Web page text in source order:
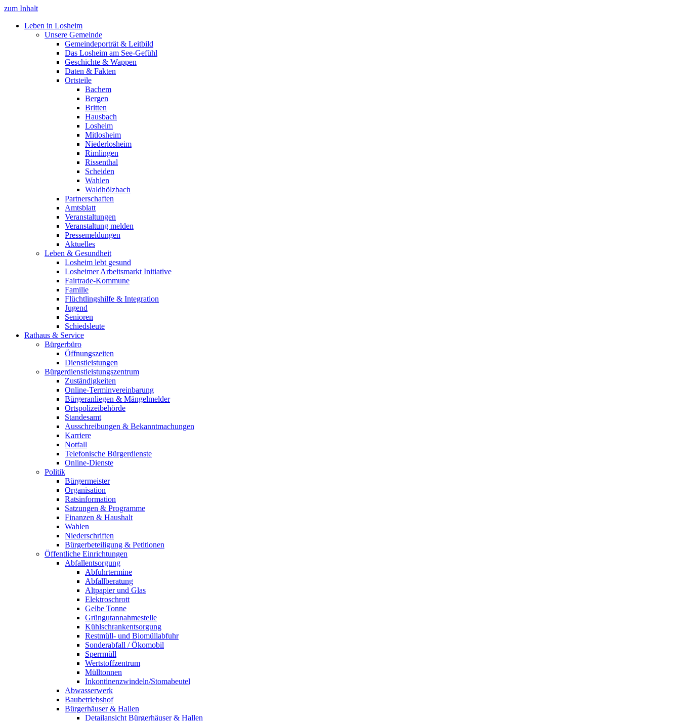
zum Inhalt
Leben in Losheim
Unsere Gemeinde
Gemeindeporträt & Leitbild
Das Losheim am See-Gefühl
Geschichte & Wappen
Daten & Fakten
Ortsteile
Bachem
Bergen
Britten
Hausbach
Losheim
Mitlosheim
Niederlosheim
Rimlingen
Rissenthal
Scheiden
Wahlen
Waldhölzbach
Partnerschaften
Amtsblatt
Veranstaltungen
Veranstaltung melden
Pressemeldungen
Aktuelles
Leben & Gesundheit
Losheim lebt gesund
Losheimer Arbeitsmarkt Initiative
Fairtrade-Kommune
Familie
Flüchtlingshilfe & Integration
Jugend
Senioren
Schiedsleute
Rathaus & Service
Bürgerbüro
Öffnungszeiten
Dienstleistungen
Bürgerdienstleistungszentrum
Zuständigkeiten
Online-Terminvereinbarung
Bürgeranliegen & Mängelmelder
Ortspolizeibehörde
Standesamt
Ausschreibungen & Bekanntmachungen
Karriere
Notfall
Telefonische Bürgerdienste
Online-Dienste
Politik
Bürgermeister
Organisation
Ratsinformation
Satzungen & Programme
Finanzen & Haushalt
Wahlen
Niederschriften
Bürgerbeteiligung & Petitionen
Öffentliche Einrichtungen
Abfallentsorgung
Abfuhrtermine
Abfallberatung
Altpapier und Glas
Elektroschrott
Gelbe Tonne
Grüngutannahmestelle
Kühlschrankentsorgung
Restmüll- und Biomüllabfuhr
Sonderabfall / Ökomobil
Sperrmüll
Wertstoffzentrum
Mülltonnen
Inkontinenzwindeln/Stomabeutel
Abwasserwerk
Baubetriebshof
Bürgerhäuser & Hallen
Detailansicht Bürgerhäuser & Hallen